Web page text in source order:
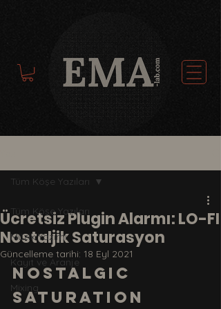
Tüm Köşe Yazıları
Müzik Yazımı
Kayıt ve Aranje
Mixing
Tüm Köşe Yazıları
Ücretsiz Plugin Alarmı: LO-FI
Nostaljik Saturasyon
Güncelleme tarihi: 18 Eyl 2021
Nostalgic
Saturation